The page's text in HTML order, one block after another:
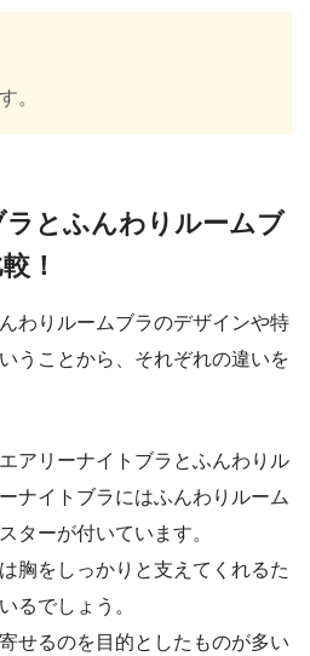
。
とふんわりルームブ
！
わりルームブラのデザインや特
うことから、それぞれの違いを
アリーナイトブラとふんわりル
ナイトブラにはふんわりルーム
ターが付いています。
胸をしっかりと支えてくれるた
るでしょう。
せるのを目的としたものが多い